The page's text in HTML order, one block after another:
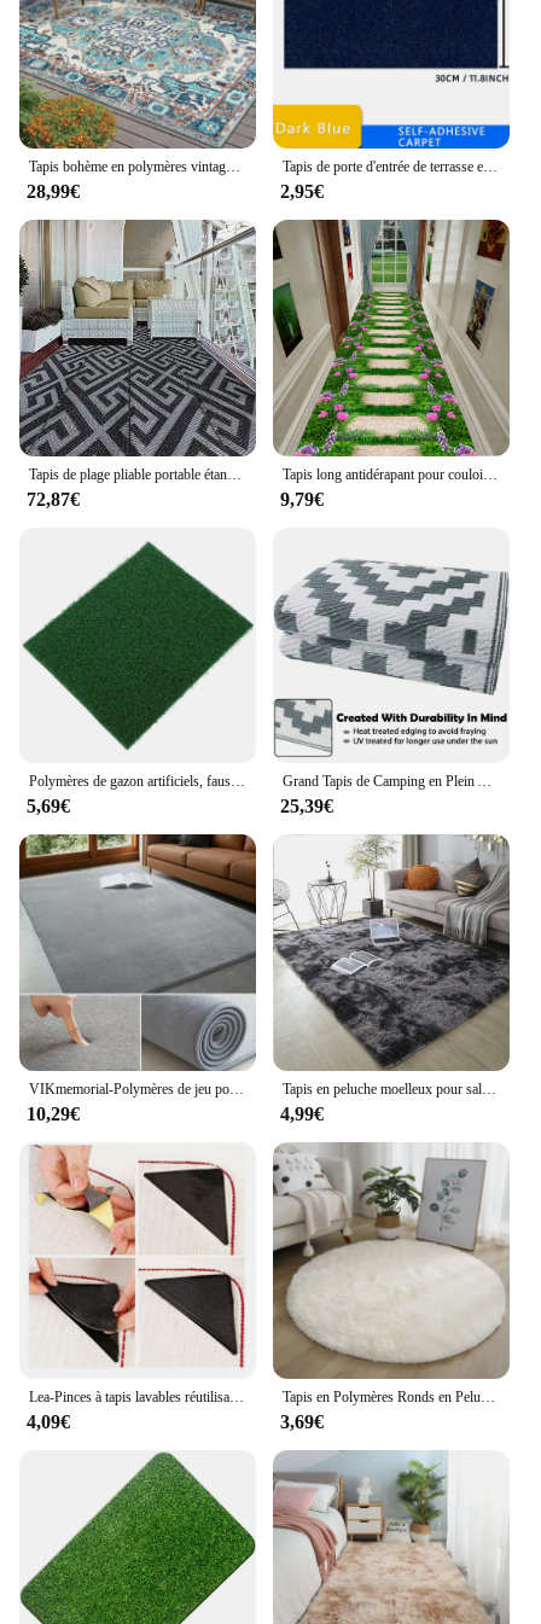
28,99€
Tapis de porte d'entrée de terrasse extérieure, anti-alde, anti-poussière, résistant aux rayures, bureau, sol de magasin, commercial, ménage
2,95€
72,87€
Tapis long antidérapant pour couloir, tapis de sol pour allée de maison, décoration de salon, tapis de chemin de jardin vert, décor d'entrée de luxe moderne, 3D
9,79€
Polymères de gazon artificiels, fausse tortue, pot de fleurs d'ange, simulation de poisson précieux, plate-forme de bains de jardin
5,69€
Grand Tapis de Camping en Plein Air, Tube PP, Pique-Nique, Imperméable, Polymères de Sol de Plage, Pliable, Portable, Résistant aux Taches, Salon
25,39€
VIKmemorial-Polymères de jeu pour enfants, velours solide, confortable, doux, salon, chambre à coucher, salle de jeux, rectangulaire, décoration d'intérieur
10,29€
Tapis en peluche moelleux pour salon, canapé, coussins de sol, moderne, doux, maison, chambre d'enfant, tapis de jeu, cadeaux de Noël
4,99€
Lea-Pinces à tapis lavables réutilisables, coordonnantes, en silicone, pour la maison, le salon, la salle de bain, 4 pièces/ensemble
4,09€
Tapis en Polymères Ronds en Peluche Super Doux, pour Salon, Décoration de Maison, Chambre d'Enfant, Optique
3,69€